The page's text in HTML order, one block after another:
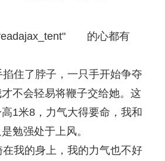
的心都有
住了脖子，一只手开始争夺
不会轻易将鞭子交给她。这
1米8，力气大得要命，我和
勉强处于上风。
我的身上，我的力气也不好